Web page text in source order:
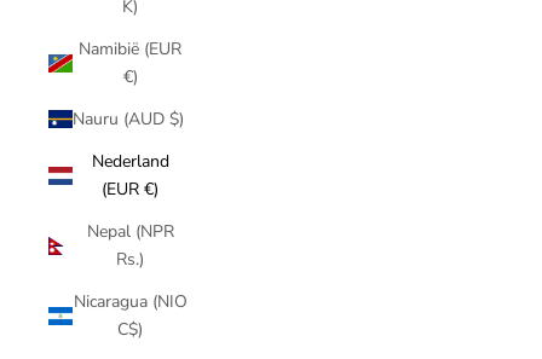
K)
Namibië (EUR
€)
Nauru (AUD $)
Nederland
(EUR €)
Nepal (NPR
Rs.)
Nicaragua (NIO
C$)